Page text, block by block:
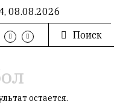
08.08.2026
Поиск
остается.